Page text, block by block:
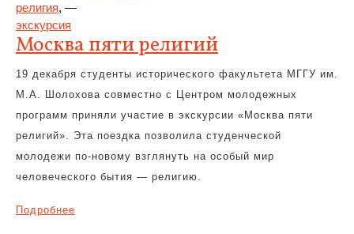
религия, —
экскурсия
Москва пяти религий
19 декабря студенты исторического факультета МГГУ им.
М.А. Шолохова совместно с Центром молодежных
программ приняли участие в экскурсии «Москва пяти
религий». Эта поездка позволила студенческой
молодежи по-новому взглянуть на особый мир
человеческого бытия — религию.
Подробнее